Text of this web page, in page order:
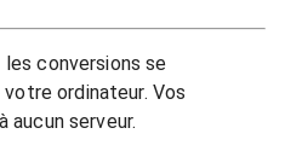
conversions se
ordinateur. Vos
aucun serveur.